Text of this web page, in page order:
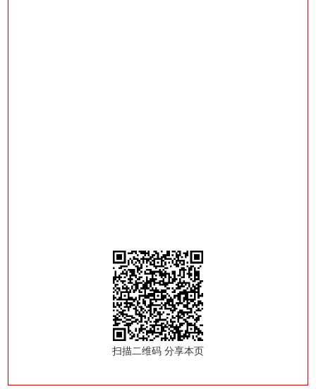
扫描二维码 分享本页